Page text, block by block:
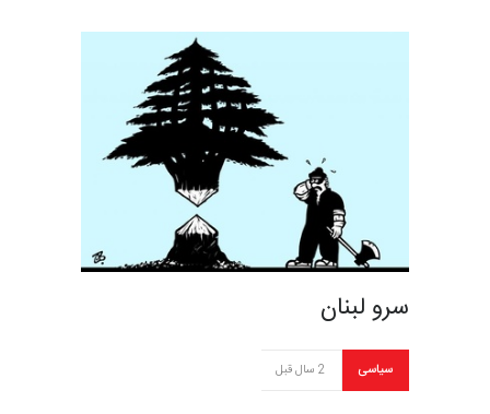
سرو لبنان
سیاسی 2 سال قبل